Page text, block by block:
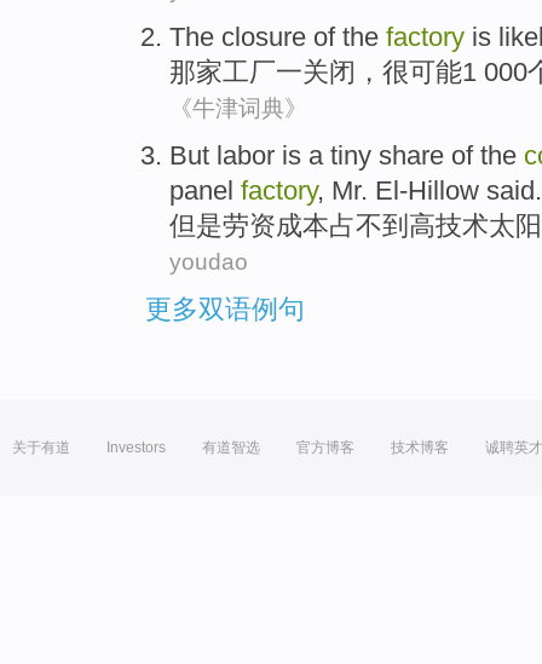
The closure of the factory is
那家工厂一关闭 ， 很可能1 000
《牛津词典》
But labor is a tiny share of the
panel factory, Mr. El-Hillow said.
但是劳资成本占不到 高技术太
youdao
更多双语例句
关于有道 Investors 有道智选 官方博客 技术博客 诚聘英才